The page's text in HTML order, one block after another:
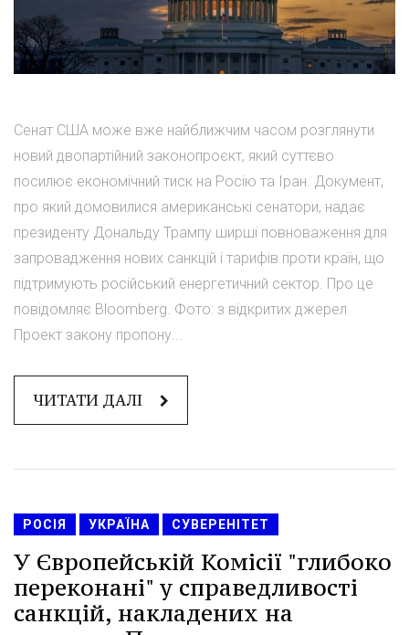
Сенат США може вже найближчим часом розглянути
новий двопартійний законопроєкт, який суттєво
посилює економічний тиск на Росію та Іран. Документ,
про який домовилися американські сенатори, надає
президенту Дональду Трампу ширші повноваження для
запровадження нових санкцій і тарифів проти країн, що
підтримують російський енергетичний сектор. Про це
повідомляє Bloomberg. Фото: з відкритих джерел
Проект закону пропону...
ЧИТАТИ ДАЛІ
РОСІЯ УКРАЇНА СУВЕРЕНІТЕТ
У Європейській Комісії "глибоко
переконані" у справедливості
санкцій, накладених на